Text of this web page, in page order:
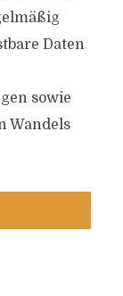
Daten
sowie
Wandels